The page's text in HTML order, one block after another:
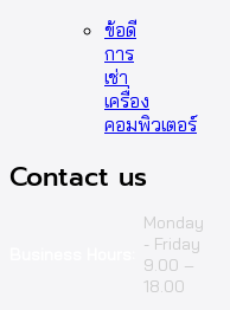
ข้อดี
การ
เช่า
เครื่อง
คอมพิวเตอร์
Contact us
Monday
- Friday
9.00 –
18.00